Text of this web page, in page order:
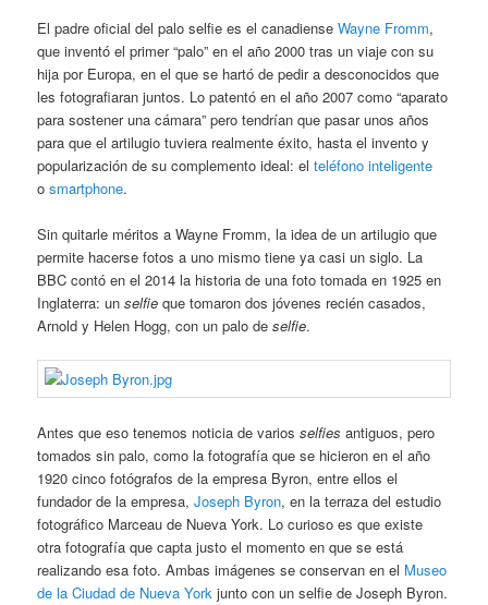
El padre oficial del palo selfie es el canadienseWayne Fromm,
que inventó el primer “palo” en el año 2000 tras un viaje con su
hija por Europa, en el que se hartó de pedir a desconocidos que
les fotografiaran juntos. Lo patentó en el año 2007 como “aparato
para sostener una cámara” pero tendrían que pasar unos años
para que el artilugio tuviera realmente éxito, hasta el invento y
popularización de su complemento ideal: elteléfono inteligente
osmartphone.
Sin quitarle méritos a Wayne Fromm, la idea de un artilugio que
permite hacerse fotos a uno mismo tiene ya casi un siglo. La
BBC contó en el 2014 la historia de una foto tomada en 1925 en
Inglaterra: unselfie que tomaron dos jóvenes recién casados,
Arnold y Helen Hogg, con un palo deselfie.
Antes que eso tenemos noticia de variosselfies antiguos, pero
tomados sin palo, como la fotografía que se hicieron en el año
1920 cinco fotógrafos de la empresa Byron, entre ellos el
fundador de la empresa,Joseph Byron, en la terraza del estudio
fotográfico Marceau de Nueva York. Lo curioso es que existe
otra fotografía que capta justo el momento en que se está
realizando esa foto. Ambas imágenes se conservan en el Museo
de la Ciudad de Nueva York junto con un selfie de Joseph Byron.